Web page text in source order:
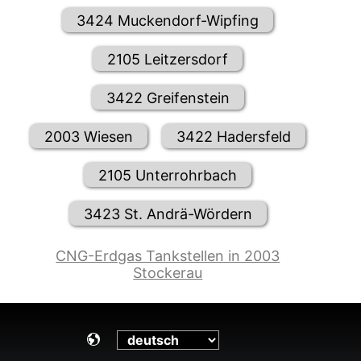
3424 Muckendorf-Wipfing
2105 Leitzersdorf
3422 Greifenstein
2003 Wiesen 3422 Hadersfeld
2105 Unterrohrbach
3423 St. Andrä-Wördern
CNG-Erdgas Tankstellen in 2003
Stockerau